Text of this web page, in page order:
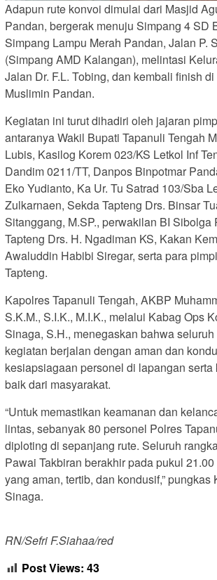
Adapun rute konvoi dimulai dari Masjid
Pandan, bergerak menuju Simpang 4 SD
Simpang Lampu Merah Pandan, Jalan P.
(Simpang AMD Kalangan), melintasi
Jalan Dr. F.L. Tobing, dan kembali finish
Muslimin Pandan.
Kegiatan ini turut dihadiri oleh jajaran
antaranya Wakil Bupati Tapanuli Tengah
Lubis, Kasilog Korem 023/KS Letkol Inf
Dandim 0211/TT, Danpos Binpotmar
Eko Yudianto, Ka Ur. Tu Satrad 103/Sba
Zulkarnaen, Sekda Tapteng Drs. Binsar
Sitanggang, M.SP., perwakilan BI Sibolga
Tapteng Drs. H. Ngadiman KS, Kakan
Awaluddin Habibi Siregar, serta para
Tapteng.
Kapolres Tapanuli Tengah, AKBP
S.K.M., S.I.K., M.I.K., melalui Kabag Ops
Sinaga, S.H., menegaskan bahwa
kegiatan berjalan dengan aman dan
kesiapsiagaan personel di lapangan serta
baik dari masyarakat.
“Untuk memastikan keamanan dan
lintas, sebanyak 80 personel Polres
diploting di sepanjang rute. Seluruh
Pawai Takbiran berakhir pada pukul
yang aman, tertib, dan kondusif,” pungkas
Sinaga.
RN/Sefri F.Siahaa/red
Post Views: 43